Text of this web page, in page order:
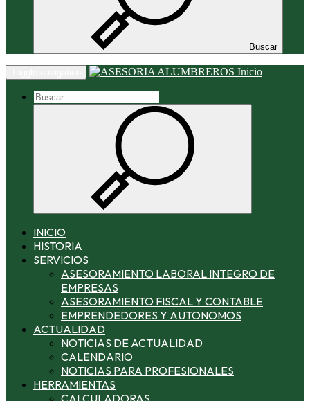
Buscar
Inicio
INICIO
HISTORIA
SERVICIOS
ASESORAMIENTO LABORAL INTEGRO DE
EMPRESAS
ASESORAMIENTO FISCAL Y CONTABLE
EMPRENDEDORES Y AUTONOMOS
ACTUALIDAD
NOTICIAS DE ACTUALIDAD
CALENDARIO
NOTICIAS PARA PROFESIONALES
HERRAMIENTAS
CALCULADORAS